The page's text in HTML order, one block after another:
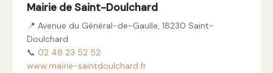
Mairie de Saint-Doulchard
📍 Avenue du Général-de-Gaulle, 18230 Saint-
Doulchard
📞 02 48 23 52 52
www.mairie-saintdoulchard.fr